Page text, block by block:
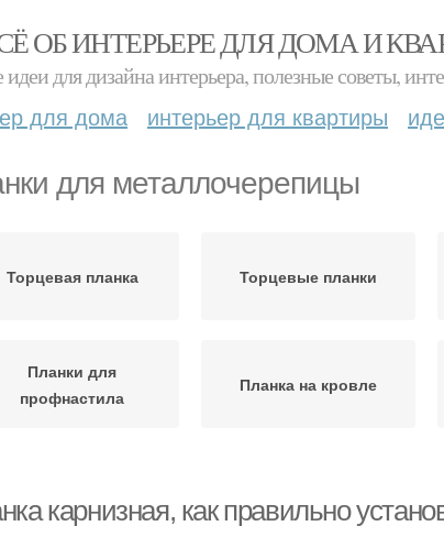
ОБ ИНТЕРЬЕРЕ ДЛЯ ДОМА И
для дизайна интерьера, полезные советы,
для дома интерьер для квартиры
для металлочерепицы
Торцевая планка Торцевые планки
Планки для
профнастила
Планка на кровле
карнизная, как правильно